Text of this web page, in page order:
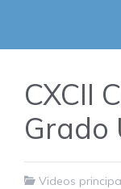
CXCII
Grado
Videos